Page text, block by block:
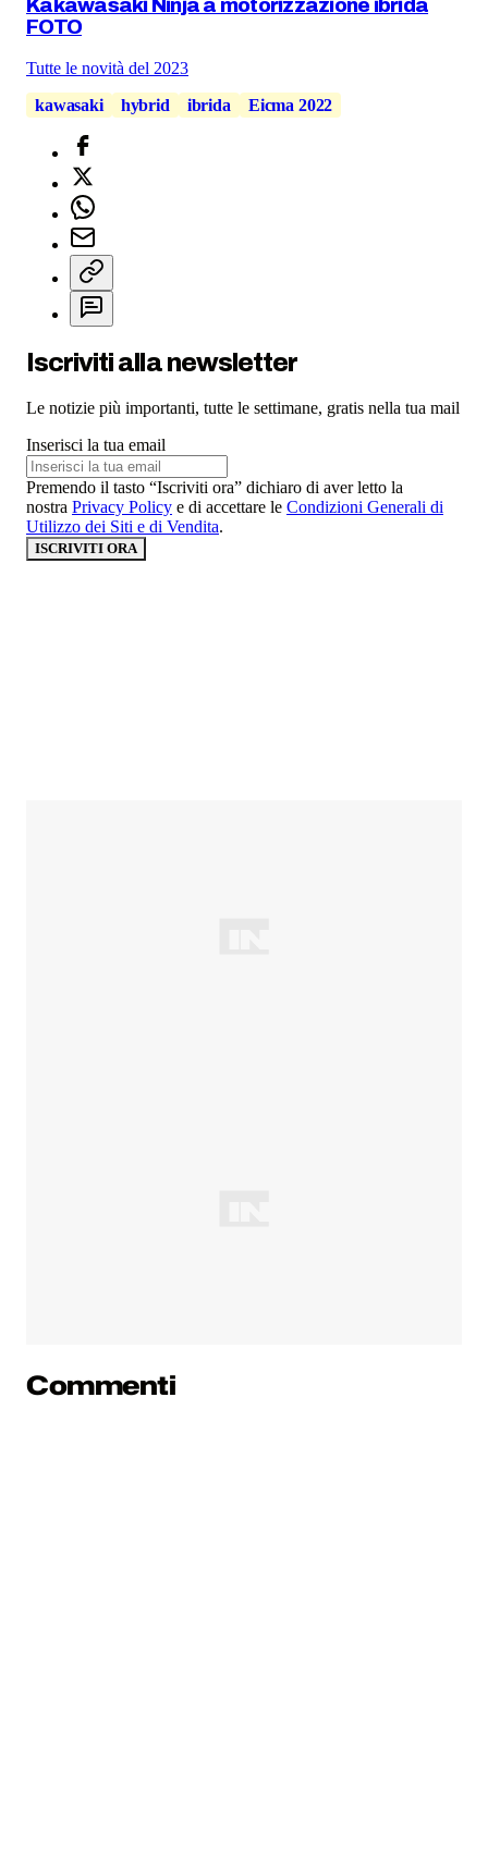
Kakawasaki Ninja a motorizzazione ibrida
FOTO
Tutte le novità del 2023
kawasaki
hybrid ibrida Eicma 2022
Iscriviti alla newsletter
Le notizie più importanti, tutte le settimane, gratis nella tua mail
Inserisci la tua email
Premendo il tasto “Iscriviti ora” dichiaro di aver letto la
nostra Privacy Policy e di accettare le Condizioni Generali di
Utilizzo dei Siti e di Vendita.
ISCRIVITI ORA
Commenti